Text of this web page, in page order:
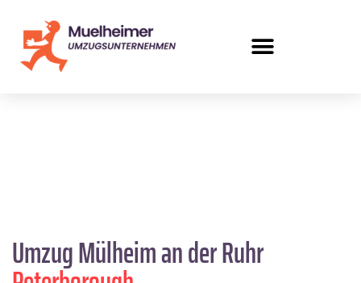
Umzug Mülheim an der Ruhr